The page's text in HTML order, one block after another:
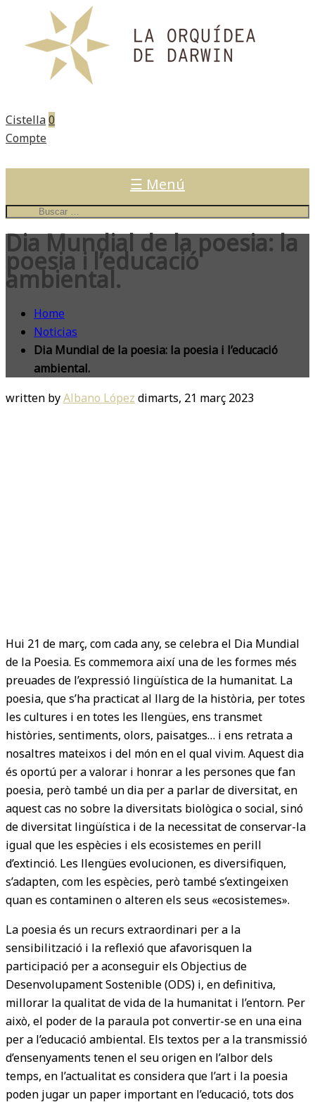
Cistella0
Compte
☰ Menú
Dia Mundial de la poesia: la
poesia i l’educació
ambiental.
Home
Noticias
Dia Mundial de la poesia: la poesia i l’educació
ambiental.
written byAlbano López dimarts, 21 març 2023
Hui 21 de març, com cada any, se celebra el Dia Mundial
de la Poesia. Es commemora així una de les formes més
preuades de l’expressió lingüística de la humanitat. La
poesia, que s’ha practicat al llarg de la història, per totes
les cultures i en totes les llengües, ens transmet
històries, sentiments, olors, paisatges… i ens retrata a
nosaltres mateixos i del món en el qual vivim. Aquest dia
és oportú per a valorar i honrar a les persones que fan
poesia, però també un dia per a parlar de diversitat, en
aquest cas no sobre la diversitats biològica o social, sinó
de diversitat lingüística i de la necessitat de conservar-la
igual que les espècies i els ecosistemes en perill
d’extinció. Les llengües evolucionen, es diversifiquen,
s’adapten, com les espècies, però també s’extingeixen
quan es contaminen o alteren els seus «ecosistemes».
La poesia és un recurs extraordinari per a la
sensibilització i la reflexió que afavorisquen la
participació per a aconseguir els Objectius de
Desenvolupament Sostenible (ODS) i, en definitiva,
millorar la qualitat de vida de la humanitat i l’entorn. Per
això, el poder de la paraula pot convertir-se en una eina
per a l’educació ambiental. Els textos per a la transmissió
d’ensenyaments tenen el seu origen en l’albor dels
temps, en l’actualitat es considera que l’art i la poesia
poden jugar un paper important en l’educació, tots dos